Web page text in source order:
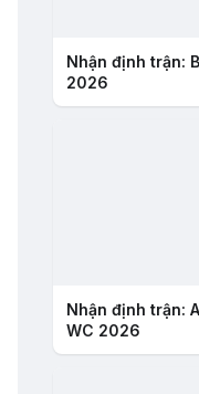
Nhận định trận:
2026
Nhận định trận:
WC 2026